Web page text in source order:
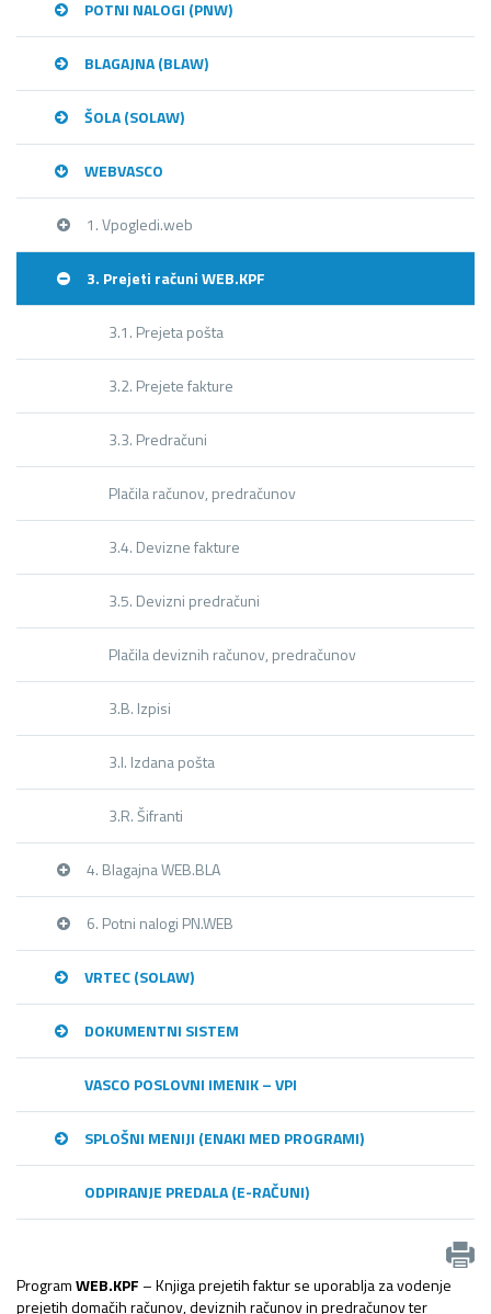
POTNI NALOGI (PNW)
BLAGAJNA (BLAW)
ŠOLA (SOLAW)
WEBVASCO
1. Vpogledi.web
3. Prejeti računi WEB.KPF
3.1. Prejeta pošta
3.2. Prejete fakture
3.3. Predračuni
Plačila računov, predračunov
3.4. Devizne fakture
3.5. Devizni predračuni
Plačila deviznih računov, predračunov
3.B. Izpisi
3.I. Izdana pošta
3.R. Šifranti
4. Blagajna WEB.BLA
6. Potni nalogi PN.WEB
VRTEC (SOLAW)
DOKUMENTNI SISTEM
VASCO POSLOVNI IMENIK – VPI
SPLOŠNI MENIJI (ENAKI MED PROGRAMI)
ODPIRANJE PREDALA (E-RAČUNI)
ProgramWEB.KPF – Knjiga prejetih faktur se uporablja za vodenje
prejetih domačih računov, deviznih računov in predračunov ter